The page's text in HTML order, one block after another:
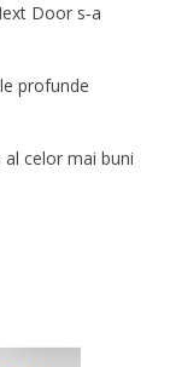
Door s‑a
profunde
al celor mai buni